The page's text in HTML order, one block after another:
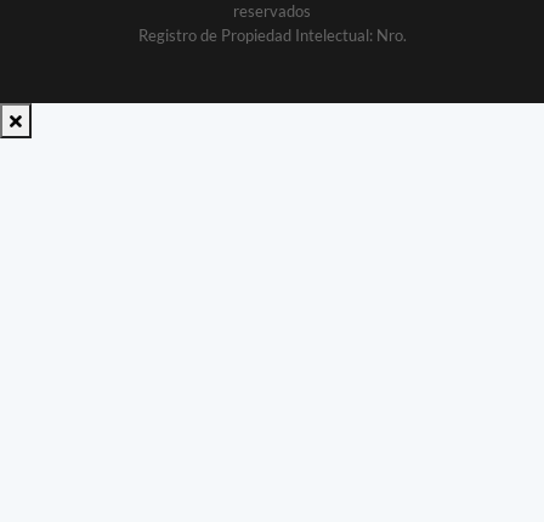
reservados
Registro de Propiedad Intelectual: Nro.